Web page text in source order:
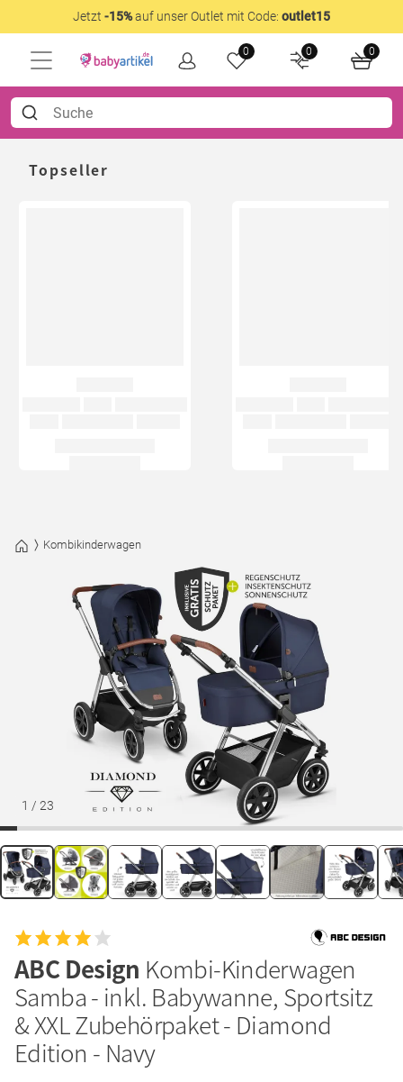
Jetzt -15%auf unser Outlet mit Code: outlet15
0 0 0
Topseller
Kombikinderwagen
1 / 23
ABC Design Kombi-Kinderwagen
Samba - inkl. Babywanne, Sportsitz
& XXL Zubehörpaket - Diamond
Edition - Navy